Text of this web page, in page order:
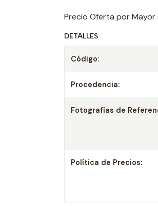
Precio Oferta por Mayor
DETALLES
Código:
Procedencia:
Fotografías de
Política de Precios: